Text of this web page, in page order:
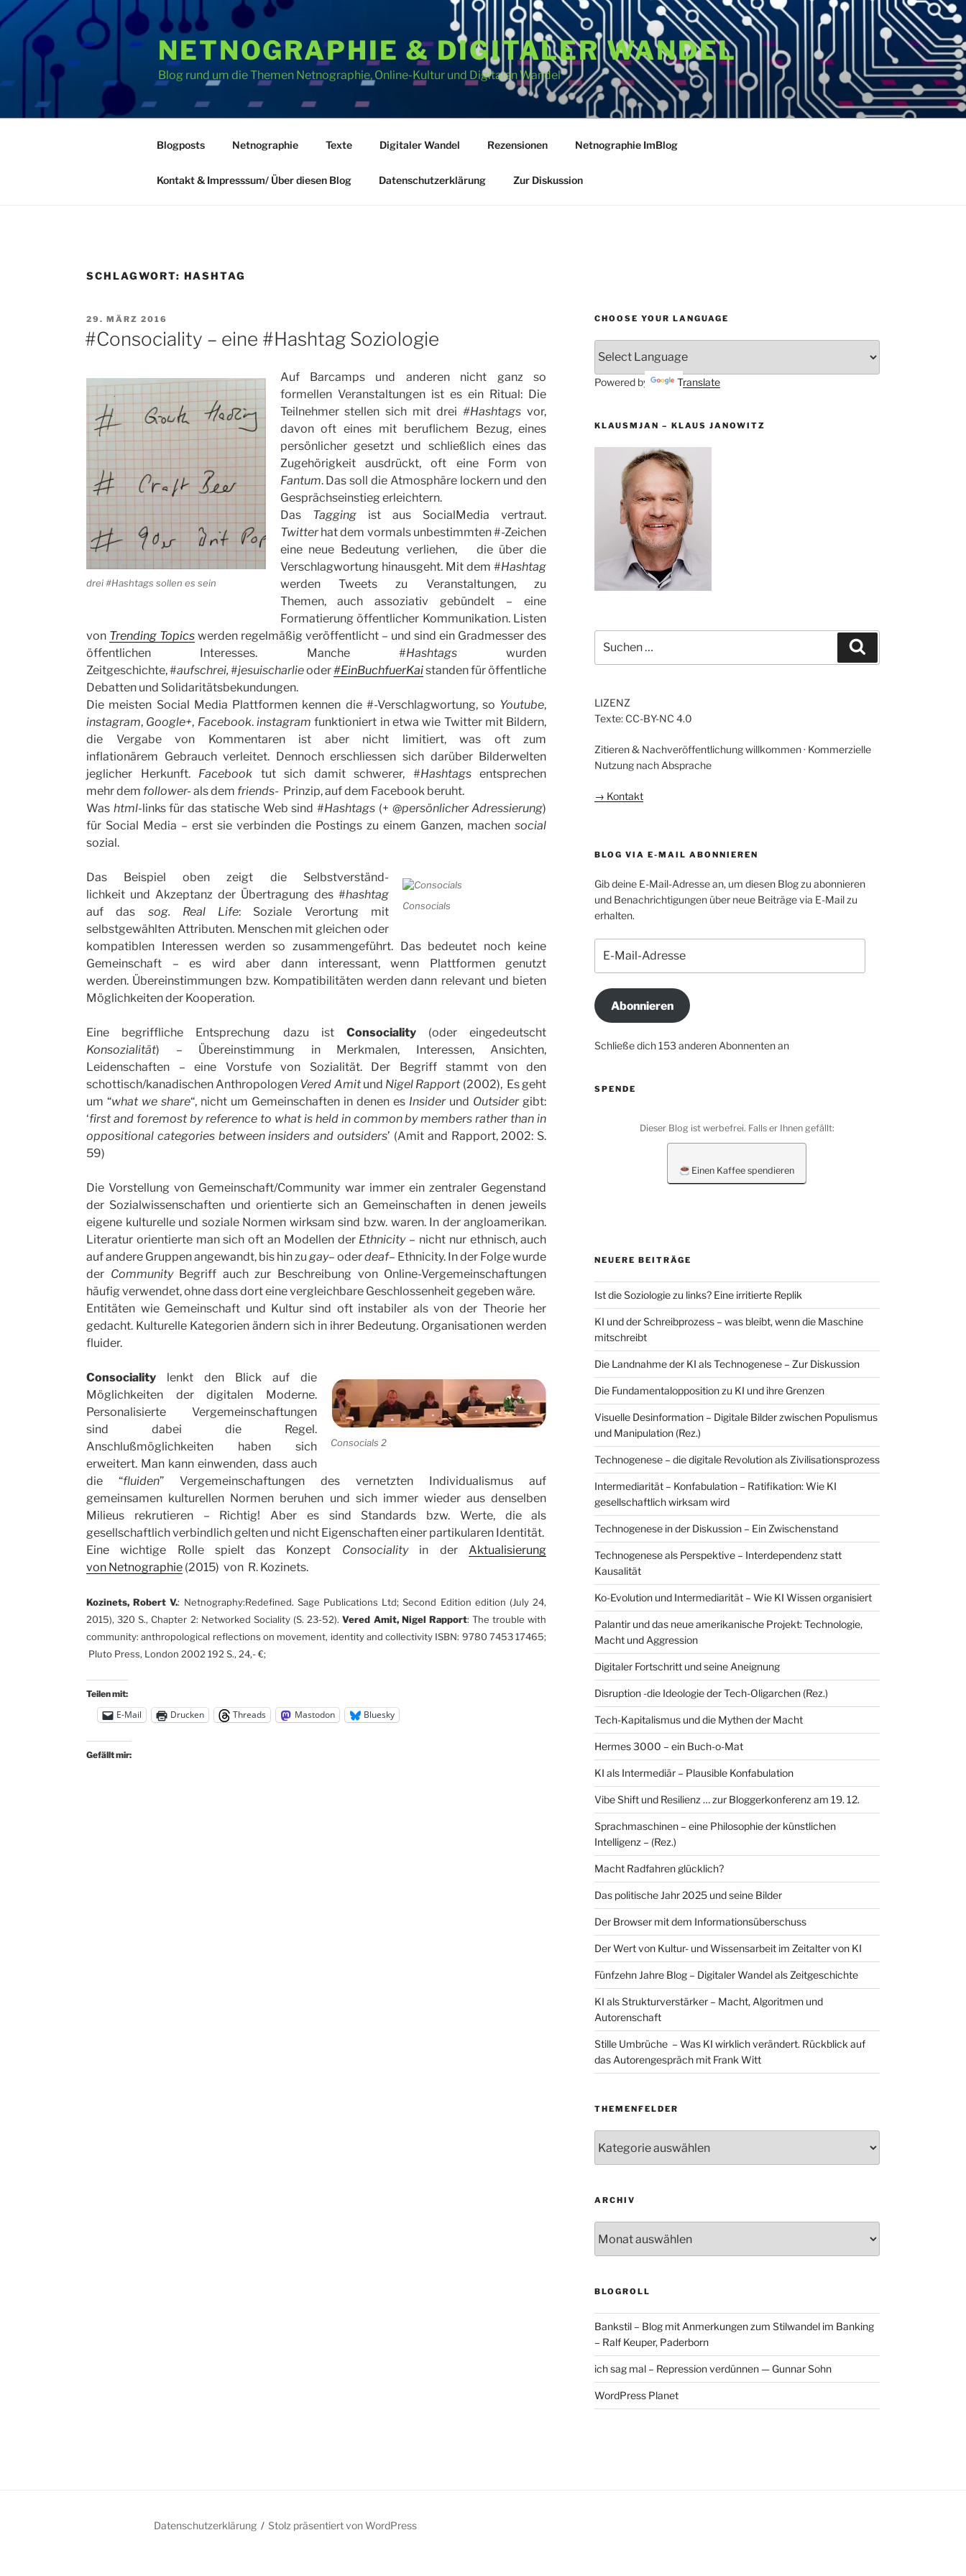
Zum
Inhalt
springen
NETNOGRAPHIE & DIGITALER WANDEL
Blog rund um die Themen Netnographie, Online-Kultur und Digitalen Wandel
Blogposts Netnographie Texte Digitaler Wandel Rezensionen Netnographie ImBlog
Kontakt & Impresssum/ Über diesen Blog Datenschutzerklärung Zur Diskussion
SCHLAGWORT: HASHTAG
VERÖFFENTLICHT
AM
29. MÄRZ 2016
#Consociality – eine #Hashtag Soziologie
drei #Hashtags sollen es sein
Auf Barcamps und anderen nicht ganz so
formellen Veranstaltungen ist es ein Ritual: Die
Teilnehmer stellen sich mit drei#Hashtags vor,
davon oft eines mit beruflichem Bezug, eines
persönlicher gesetzt und schließlich eines das
Zugehörigkeit ausdrückt, oft eine Form von
Fantum. Das soll die Atmosphäre lockern und den
Gesprächseinstieg erleichtern.
Das Taggingist aus SocialMedia vertraut.
Twitterhat dem vormals unbestimmten #-Zeichen
eine neue Bedeutung verliehen, die über die
Verschlagwortung hinausgeht. Mit dem #Hashtag
werden Tweets zu Veranstaltungen, zu
Themen, auch assoziativ gebündelt – eine
Formatierung öffentlicher Kommunikation. Listen
von Trending Topics werden regelmäßig veröffentlicht – und sind ein Gradmesser des
öffentlichen Interesses. Manche #Hashtagswurden
Zeitgeschichte, #aufschrei, #jesuischarlieoder#EinBuchfuerKaistanden für öffentliche
Debatten und Solidaritätsbekundungen.
Die meisten Social Media Plattformen kennen die #-Verschlagwortung, so Youtube,
instagram, Google+, Facebook.instagram funktioniert in etwa wie Twitter mit Bildern,
die Vergabe von Kommentaren ist aber nicht limitiert, was oft zum
inflationärem Gebrauch verleitet. Dennoch erschliessen sich darüber Bilderwelten
jeglicher Herkunft. Facebook tut sich damit schwerer, #Hashtagsentsprechen
mehrdem follower- als dem friends- Prinzip, auf dem Facebook beruht.
Was html-links für das statische Web sind #Hashtags (+ @persönlicher Adressierung)
für Social Media – erst sie verbinden die Postings zu einem Ganzen, machensocial
sozial.
Consocials
Das Beispiel oben zeigt die Selbstverständ-
lichkeit und Akzeptanz der Übertragung des #hashtag
auf das sog. Real Life: Soziale Verortung mit
selbstgewählten Attributen. Menschen mit gleichen oder
kompatiblen Interessen werden so zusammengeführt. Das bedeutet noch keine
Gemeinschaft – es wird aber dann interessant, wenn Plattformen genutzt
werden. Übereinstimmungen bzw. Kompatibilitäten werden dann relevant und bieten
Möglichkeiten der Kooperation.
Eine begriffliche Entsprechung dazu ist Consociality (oder eingedeutscht
Konsozialität) – Übereinstimmung in Merkmalen, Interessen, Ansichten,
Leidenschaften – eine Vorstufe von Sozialität. Der Begriff stammt von den
schottisch/kanadischen Anthropologen Vered Amitund Nigel Rapport (2002), Es geht
um “what we share“, nicht um Gemeinschaften in denen es Insiderund Outsidergibt:
‘first and foremost by reference to what is held in common by members rather than in
oppositional categories between insiders and outsiders’ (Amit and Rapport, 2002: S.
59)
Die Vorstellung von Gemeinschaft/Community war immer ein zentraler Gegenstand
der Sozialwissenschaften und orientierte sich an Gemeinschaften in denen jeweils
eigene kulturelle und soziale Normen wirksam sind bzw. waren. In der angloamerikan.
Literatur orientierte man sich oft an Modellen der Ethnicity– nicht nur ethnisch, auch
auf andere Gruppen angewandt, bis hin zu gay– oderdeaf– Ethnicity. In der Folge wurde
der CommunityBegriff auch zur Beschreibung von Online-Vergemeinschaftungen
häufig verwendet, ohne dass dort eine vergleichbare Geschlossenheit gegeben wäre.
Entitäten wie Gemeinschaft und Kultur sind oft instabiler als von der Theorie her
gedacht. Kulturelle Kategorien ändern sich in ihrer Bedeutung. Organisationen werden
fluider.
Consocials 2
Consociality lenkt den Blick auf die
Möglichkeiten der digitalen Moderne.
Personalisierte Vergemeinschaftungen
sind dabei die Regel.
Anschlußmöglichkeiten haben sich
erweitert. Man kann einwenden, dass auch
die “fluiden” Vergemeinschaftungen des vernetzten Individualismus auf
gemeinsamen kulturellen Normen beruhen und sich immer wieder aus denselben
Milieus rekrutieren – Richtig! Aber es sind Standards bzw. Werte, die als
gesellschaftlich verbindlich gelten und nicht Eigenschaften einer partikularen Identität.
Eine wichtige Rolle spielt das Konzept Consocialityin der Aktualisierung
von Netnographie (2015) von R. Kozinets.
Kozinets, Robert V.: Netnography:Redefined. Sage Publications Ltd; Second Edition edition (July 24,
2015), 320 S., Chapter 2: Networked Sociality (S. 23-52).Vered Amit, Nigel Rapport: The trouble with
community: anthropological reflections on movement, identity and collectivity ISBN: 9780 7453 17465;
Pluto Press, London 2002 192 S., 24,- €;
Teilen mit:
E-Mail Drucken Threads Mastodon Bluesky
Gefällt mir:
CHOOSE YOUR LANGUAGE
Powered by Translate
KLAUSMJAN – KLAUS JANOWITZ
nach:
LIZENZ
Texte: CC-BY-NC 4.0
Zitieren & Nachveröffentlichung willkommen · Kommerzielle
Nutzung nach Absprache
→ Kontakt
BLOG VIA E-MAIL ABONNIEREN
Gib deine E-Mail-Adresse an, um diesen Blog zu abonnieren
und Benachrichtigungen über neue Beiträge via E-Mail zu
erhalten.
Mail-
Adresse
Abonnieren
Schließe dich 153 anderen Abonnenten an
SPENDE
Dieser Blog ist werbefrei. Falls er Ihnen gefällt:
Einen Kaffee spendieren
NEUERE BEITRÄGE
Ist die Soziologie zu links? Eine irritierte Replik
KI und der Schreibprozess – was bleibt, wenn die Maschine
mitschreibt
Die Landnahme der KI als Technogenese – Zur Diskussion
Die Fundamentalopposition zu KI und ihre Grenzen
Visuelle Desinformation – Digitale Bilder zwischen Populismus
und Manipulation (Rez.)
Technogenese – die digitale Revolution als Zivilisationsprozess
Intermediarität – Konfabulation – Ratifikation: Wie KI
gesellschaftlich wirksam wird
Technogenese in der Diskussion – Ein Zwischenstand
Technogenese als Perspektive – Interdependenz statt
Kausalität
Ko-Evolution und Intermediarität – Wie KI Wissen organisiert
Palantir und das neue amerikanische Projekt: Technologie,
Macht und Aggression
Digitaler Fortschritt und seine Aneignung
Disruption -die Ideologie der Tech-Oligarchen (Rez.)
Tech-Kapitalismus und die Mythen der Macht
Hermes 3000 – ein Buch-o-Mat
KI als Intermediär – Plausible Konfabulation
Vibe Shift und Resilienz … zur Bloggerkonferenz am 19. 12.
Sprachmaschinen – eine Philosophie der künstlichen
Intelligenz – (Rez.)
Macht Radfahren glücklich?
Das politische Jahr 2025 und seine Bilder
Der Browser mit dem Informationsüberschuss
Der Wert von Kultur- und Wissensarbeit im Zeitalter von KI
Fünfzehn Jahre Blog – Digitaler Wandel als Zeitgeschichte
KI als Strukturverstärker – Macht, Algoritmen und
Autorenschaft
Stille Umbrüche – Was KI wirklich verändert. Rückblick auf
das Autorengespräch mit Frank Witt
THEMENFELDER
ARCHIV
BLOGROLL
Bankstil – Blog mit Anmerkungen zum Stilwandel im Banking
– Ralf Keuper, Paderborn
ich sag mal – Repression verdünnen — Gunnar Sohn
WordPress Planet
Datenschutzerklärung Stolz präsentiert von WordPress